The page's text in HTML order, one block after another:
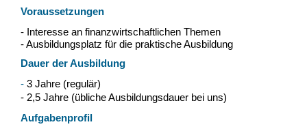
Voraussetzungen
- Interesse an finanzwirtschaftlichen Themen
- Ausbildungsplatz für die praktische Ausbildung
Dauer der Ausbildung
- 3 Jahre (regulär)
- 2,5 Jahre (übliche Ausbildungsdauer bei uns)
Aufgabenprofil